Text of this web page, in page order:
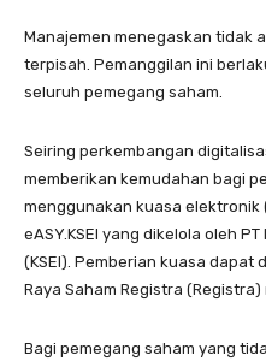
Manajemen menegaskan tidak
terpisah. Pemanggilan ini
seluruh pemegang saham.
Seiring perkembangan
memberikan kemudahan bagi
menggunakan kuasa elektronik
eASY.KSEI yang dikelola oleh
(KSEI). Pemberian kuasa dapat
Raya Saham Registra (Registra)
Bagi pemegang saham yang